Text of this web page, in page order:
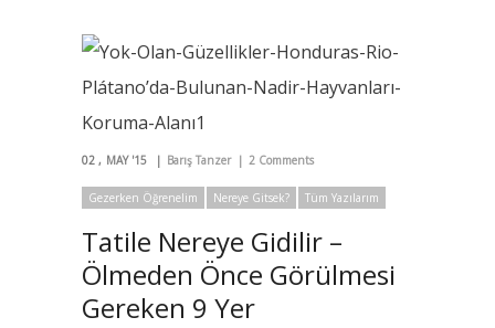
02 MAY '15 Barış Tanzer 2 Comments
Gezerken Öğrenelim Nereye Gitsek? Tüm Yazılarım
Tatile Nereye Gidilir –
Ölmeden Önce Görülmesi
Gereken 9 Yer